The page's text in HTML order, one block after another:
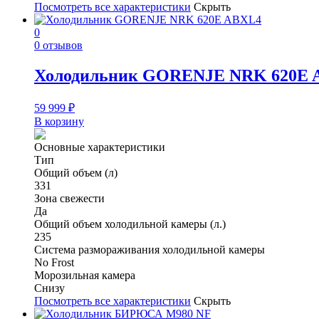
Посмотреть все характеристики Скрыть
0
0 отзывов
Холодильник GORENJE NRK 620E
59 999 ₽
В корзину
Основные характеристики
Тип
Общий объем (л)
331
Зона свежести
Да
Общий объем холодильной камеры (л.)
235
Система размораживания холодильной камеры
No Frost
Морозильная камера
Снизу
Посмотреть все характеристики Скрыть